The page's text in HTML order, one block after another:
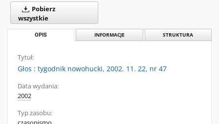
Pobierz
wszystkie
OPIS INFORMACJE STRUKTURA
Tytuł:
Głos : tygodnik nowohucki, 2002. 11. 22, nr 47
Data wydania:
2002
Typ zasobu: